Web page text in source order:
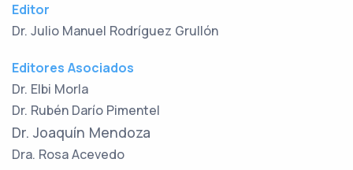
Editor
Dr. Julio Manuel Rodríguez Grullón
Editores Asociados
Dr. Elbi Morla
Dr. Rubén Darío Pimentel
Dr. Joaquín Mendoza
Dra. Rosa Acevedo